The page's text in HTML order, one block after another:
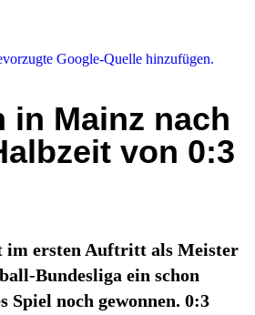
Google-Quelle hinzufügen.
in Mainz nach
von 0:3
im ersten Auftritt als Meister
Bundesliga ein schon
Spiel noch gewonnen. 0:3